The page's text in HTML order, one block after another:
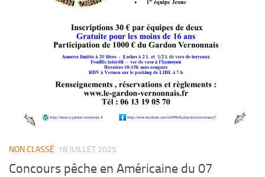
NON CLASSÉ 18 JUILLET 2025
Concours pêche en Américaine du 07